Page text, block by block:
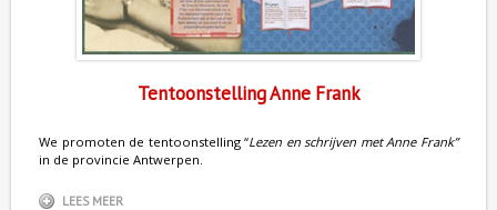
Tentoonstelling Anne Frank
We promoten de tentoonstelling “Lezen en schrijven met Anne Frank”
in de provincie Antwerpen.
LEES MEER